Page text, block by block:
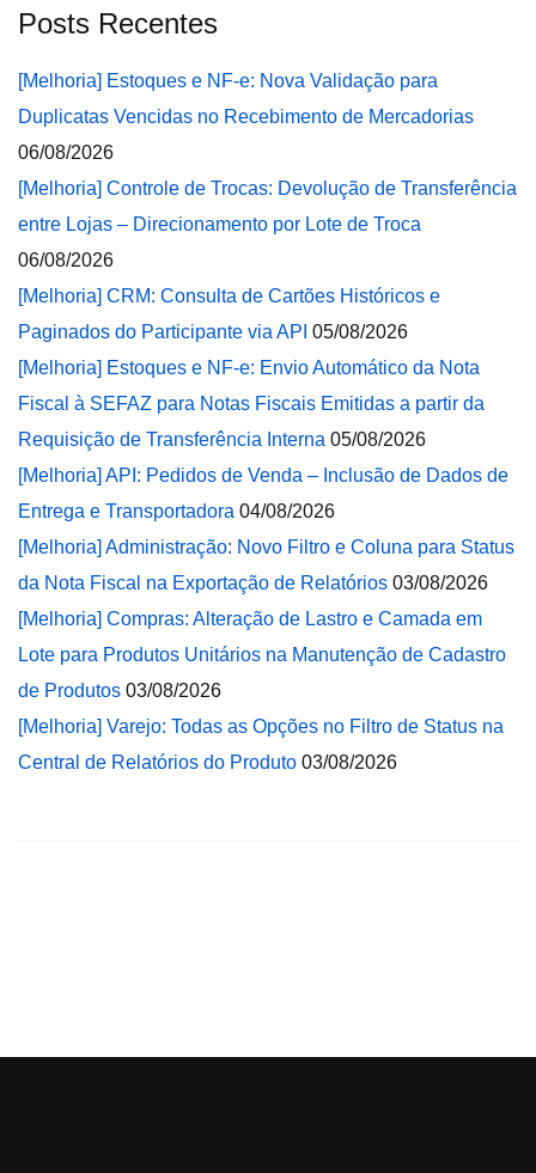
Posts Recentes
[Melhoria] Estoques e NF-e: Nova Validação para
Duplicatas Vencidas no Recebimento de Mercadorias
06/08/2026
[Melhoria] Controle de Trocas: Devolução de Transferência
entre Lojas – Direcionamento por Lote de Troca
06/08/2026
[Melhoria] CRM: Consulta de Cartões Históricos e
Paginados do Participante via API 05/08/2026
[Melhoria] Estoques e NF-e: Envio Automático da Nota
Fiscal à SEFAZ para Notas Fiscais Emitidas a partir da
Requisição de Transferência Interna 05/08/2026
[Melhoria] API: Pedidos de Venda – Inclusão de Dados de
Entrega e Transportadora 04/08/2026
[Melhoria] Administração: Novo Filtro e Coluna para Status
da Nota Fiscal na Exportação de Relatórios 03/08/2026
[Melhoria] Compras: Alteração de Lastro e Camada em
Lote para Produtos Unitários na Manutenção de Cadastro
de Produtos 03/08/2026
[Melhoria] Varejo: Todas as Opções no Filtro de Status na
Central de Relatórios do Produto 03/08/2026